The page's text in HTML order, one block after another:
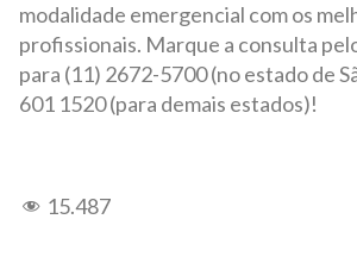
modalidade emergencial com os
profissionais. Marque a consulta
para (11) 2672-5700 (no estado de
601 1520 (para demais estados)!
15.487